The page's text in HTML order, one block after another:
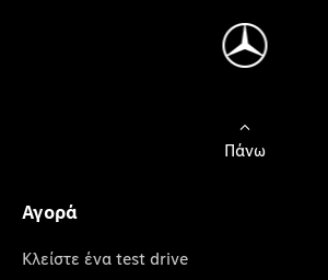
Πάνω
Αγορά
Κλείστε ένα test drive